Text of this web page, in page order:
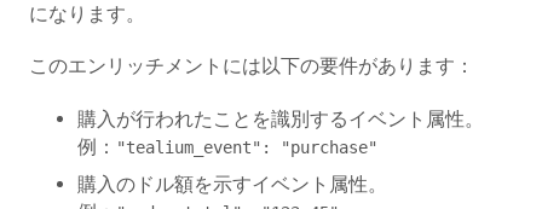
になります。
このエンリッチメントには以下の要件があります：
購入が行われたことを識別するイベント属性。
例： "tealium_event": "purchase"
購入のドル額を示すイベント属性。